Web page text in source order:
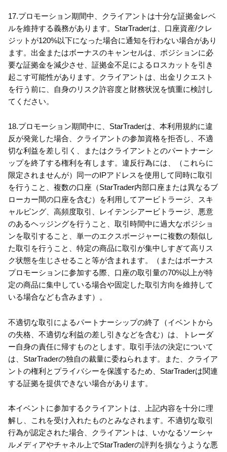
17.プロモーション期間中、クライアントは十分な証拠金レベ
ルを維持する義務があります。StarTraderは、口座資産/クレ
ジットが120%以下になった場合に通知を行わない場合があり
ます。出金またはボーナスのキャンセルは、ポジションに必
要な証拠金を減少させ、証拠金不足によるロスカットを引き
起こす可能性があります。クライアントは、出金リクエスト
を行う前に、自身のリスク許容度と財務状況を慎重に検討し
てください。
18.プロモーション期間中に、StarTraderは、本利用規約に違
反が発覚した場合、クライアントの参加資格を拒否し、不適
切な利益を差し引く、またはクライアントとのパートナーシ
ップを終了する権利を有します。違反行為には、（これらに
限定されませんが）同一のIPアドレスを使用して同時に取引
を行うこと、複数の口座（StarTrader内部口座または異なるブ
ローカー間の口座を含む）を利用してアービトラージ、スキ
ャルピング、高頻度取引、レイテンシアービトラージ、悪意
のあるヘッジングを行うこと、取引時間中に過大なポジショ
ンを取引すること、単一のエクスポージャーに複数の類似し
た取引を行うこと、特定の商品に取引が集中しすぎて高リス
ク状態を生じさせること等が含まれます。（またはボーナス
プロモーションに参加する際、口座の取引量の70%以上が特
定の商品に集中している場合や固定した取引方向を維持して
いる場合なども含みます）。
不適切な取引によるパートナーシップの終了（イベントから
の失格、不適切な利益の差し引きなどを含む）は、トレーダ
ー自身の責任に帰すものとします。取引手法の決定について
は、StarTraderの独自の裁量に委ねられます。また、クライア
ントの権利とプライバシーを保護するため、StarTraderは関連
する証拠を提供できない場合があります。
本イベントに参加するクライアントは、上記内容を十分に理
解し、これを受け入れたものとみなされます。不適切な取引
行為が認定された場合、クライアントは、いかなるソーシャ
ルメディアやチャネル上でStarTraderの評判を損なうような悪